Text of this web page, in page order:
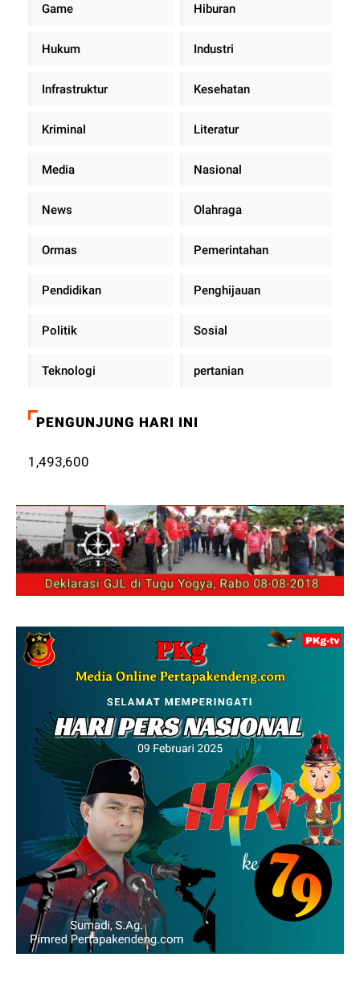
Game Hiburan
Hukum Industri
Infrastruktur Kesehatan
Kriminal Literatur
Media Nasional
News Olahraga
Ormas Pemerintahan
Pendidikan Penghijauan
Politik Sosial
Teknologi pertanian
PENGUNJUNG HARI INI
1,493,600